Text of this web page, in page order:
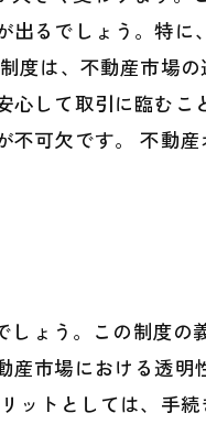
るでしょう。特
度は、不動産市場
して取引に臨むこ
可欠です。 不動
ょう。この制度
市場における透明
ットとしては、手